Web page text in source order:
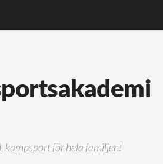
kampsport för hela familjen!